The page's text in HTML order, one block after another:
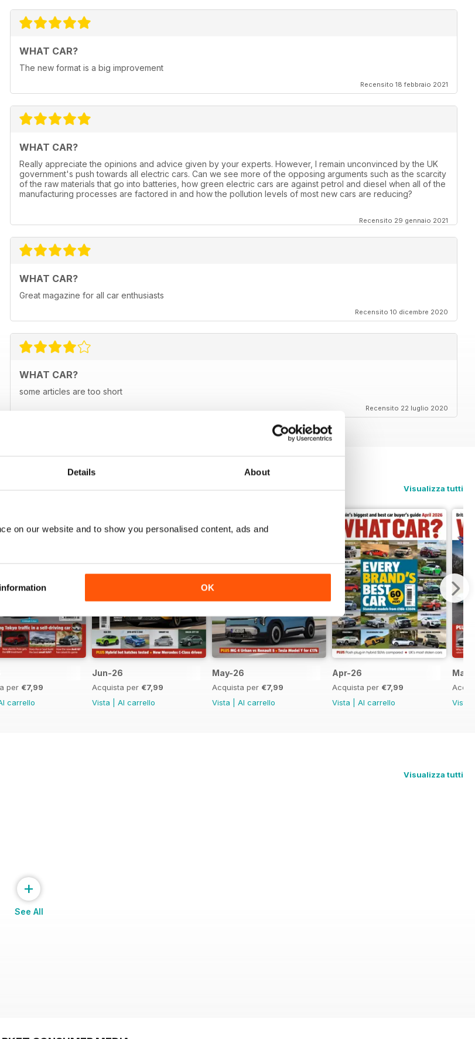
Details About
on our website and to show you personalised content, ads and
OK
WHAT CAR?
The new format is a big improvement
Recensito 18 febbraio 2021
WHAT CAR?
Really appreciate the opinions and advice given by your experts. However, I remain unconvinced by the UK
government's push towards all electric cars. Can we see more of the opposing arguments such as the scarcity
of the raw materials that go into batteries, how green electric cars are against petrol and diesel when all of the
manufacturing processes are factored in and how the pollution levels of most new cars are reducing?
Recensito 29 gennaio 2021
WHAT CAR?
Great magazine for all car enthusiasts
Recensito 10 dicembre 2020
WHAT CAR?
some articles are too short
Recensito 22 luglio 2020
Visualizza tutti
per €7,99
carrello
Jun-26
Acquista per €7,99
Vista
Al carrello
May-26
Acquista per €7,99
Vista
Al carrello
Apr-26
Acquista per €7,99
Vista
Al carrello
Mar-
Vista
Visualizza tutti
+
See All